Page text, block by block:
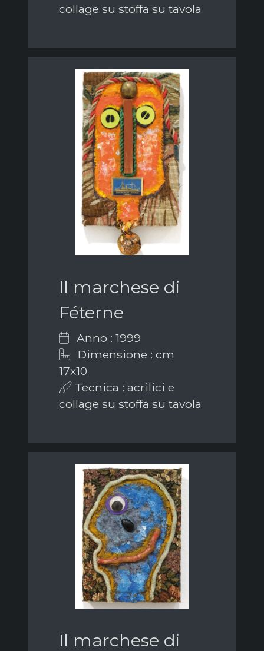
collage su stoffa su tavola
Il marchese di
Féterne
Anno : 1999
Dimensione : cm
17x10
Tecnica : acrilici e
collage su stoffa su tavola
Il marchese di